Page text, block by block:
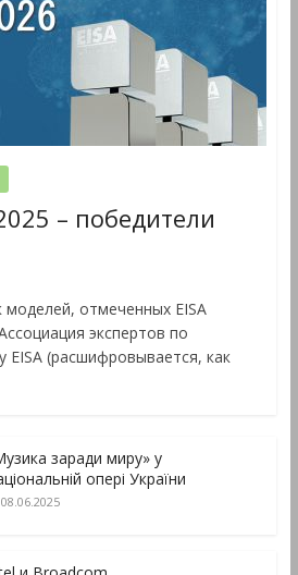
– победители
моделей, отмеченных EISA
экспертов по
EISA (расшифровывается, как
заради миру» у
опері України
08.06.2025